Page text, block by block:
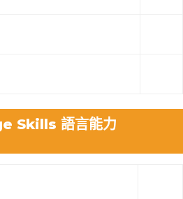
Skills 語言能力